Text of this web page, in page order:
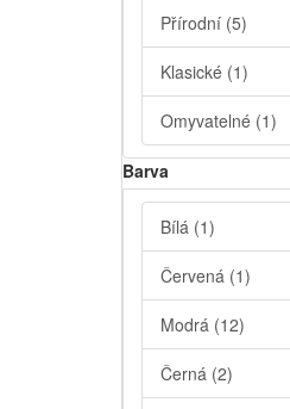
Přírodní (5)
Klasické (1)
Omyvatelné (1)
Barva
Bílá (1)
Červená (1)
Modrá (12)
Černá (2)